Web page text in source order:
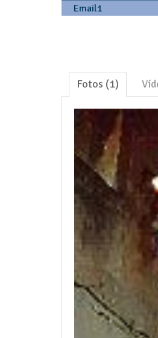
Email1
Fotos (1)